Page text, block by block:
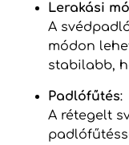
Lerakási
A
módon
stabilabb,
Padlófűtés:
A rétegelt